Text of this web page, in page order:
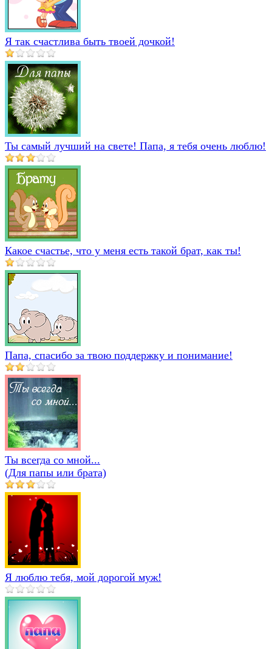
Я так счастлива быть твоей дочкой!
Ты самый лучший на свете! Папа, я тебя очень люблю!
Какое счастье, что у меня есть такой брат, как ты!
Папа, спасибо за твою поддержку и понимание!
Ты всегда со мной...
(Для папы или брата)
Я люблю тебя, мой дорогой муж!